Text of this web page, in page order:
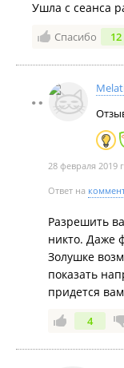
Ушла с сеанса
Спасибо 12
28 февраля 2019
Ответ на
Разрешить
никто. Даже
Золушке
показать
придется
4